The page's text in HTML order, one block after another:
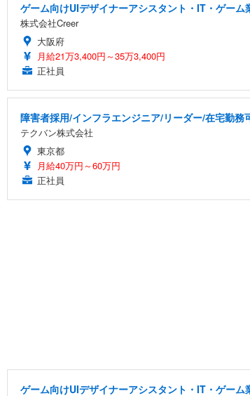
ゲーム向けUIデザイナーアシスタント・IT・ゲー
株式会社Creer
大阪府
月給21万3,400円～35万3,400円
正社員
障害者採用/インフラエンジニア/リーダー/在宅勤務
テクバン株式会社
東京都
月給40万円～60万円
正社員
ゲーム向けUIデザイナーアシスタント・IT・ゲー